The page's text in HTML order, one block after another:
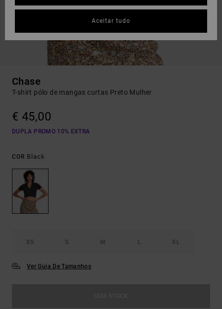
Chase
T-shirt pólo de mangas curtas Preto Mulher
€ 45,00
DUPLA PROMO 10% EXTRA
COR Black
XS S M L XL
Ver Guia De Tamanhos
Aceitar tudo